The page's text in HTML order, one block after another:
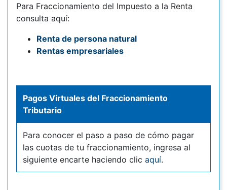
Para Fraccionamiento del Impuesto a la Renta
consulta aquí:
Renta de persona natural
Rentas empresariales
Pagos Virtuales del Fraccionamiento
Tributario
Para conocer el paso a paso de cómo pagar
las cuotas de tu fraccionamiento, ingresa al
siguiente encarte haciendo clic aquí.